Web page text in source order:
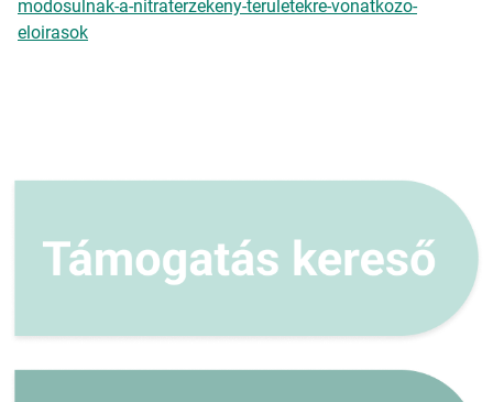
modosulnak-a-nitraterzekeny-teruletekre-vonatkozo-
eloirasok